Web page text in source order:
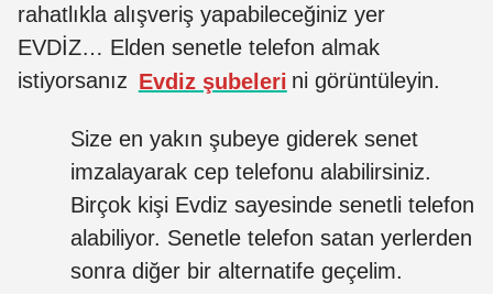
rahatlıkla alışveriş yapabileceğiniz yer
EVDİZ… Elden senetle telefon almak
istiyorsanız Evdiz şubeleri ni görüntüleyin.
Size en yakın şubeye giderek senet
imzalayarak cep telefonu alabilirsiniz.
Birçok kişi Evdiz sayesinde senetli telefon
alabiliyor. Senetle telefon satan yerlerden
sonra diğer bir alternatife geçelim.